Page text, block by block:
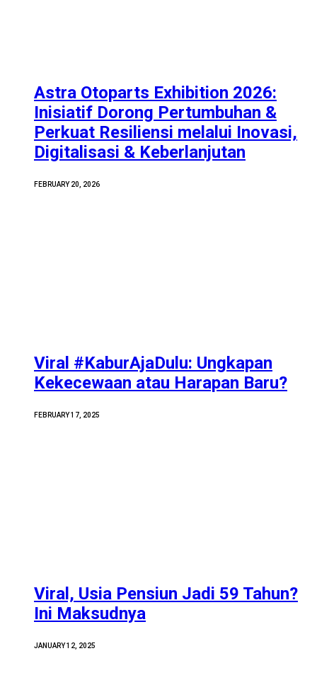
Astra Otoparts Exhibition 2026:
Inisiatif Dorong Pertumbuhan &
Perkuat Resiliensi melalui Inovasi,
Digitalisasi & Keberlanjutan
FEBRUARY 20, 2026
Viral #KaburAjaDulu: Ungkapan
Kekecewaan atau Harapan Baru?
FEBRUARY 17, 2025
Viral, Usia Pensiun Jadi 59 Tahun?
Ini Maksudnya
JANUARY 12, 2025